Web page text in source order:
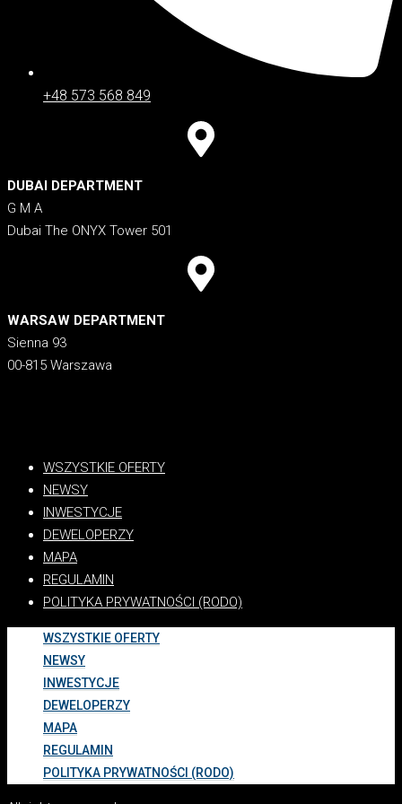
+48 573 568 849
DUBAI DEPARTMENT
G M A
Dubai The ONYX Tower 501
WARSAW DEPARTMENT
Sienna 93
00-815 Warszawa
WSZYSTKIE OFERTY
NEWSY
INWESTYCJE
DEWELOPERZY
MAPA
REGULAMIN
POLITYKA PRYWATNOŚCI (RODO)
WSZYSTKIE OFERTY
NEWSY
INWESTYCJE
DEWELOPERZY
MAPA
REGULAMIN
POLITYKA PRYWATNOŚCI (RODO)